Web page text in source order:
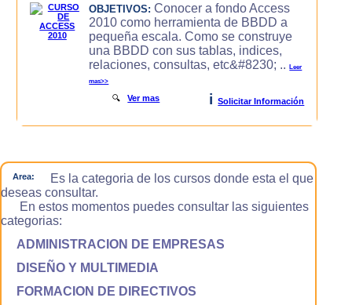
OBJETIVOS: Conocer a fondo Access
2010 como herramienta de BBDD a
pequeña escala. Como se construye
una BBDD con sus tablas, indices,
relaciones, consultas, etc&#8230; ..Leer
mas>>
🔍Ver mas i Solicitar Información
Area:
Es la categoria de los cursos donde esta el que
deseas consultar.
En estos momentos puedes consultar las siguientes
categorias:
ADMINISTRACION DE EMPRESAS
DISEÑO Y MULTIMEDIA
FORMACION DE DIRECTIVOS